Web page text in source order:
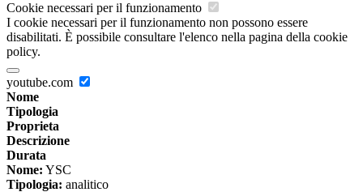
Cookie necessari per il funzionamento
I cookie necessari per il funzionamento non possono essere
disabilitati. È possibile consultare l'elenco nella pagina della cookie
policy.
youtube.com
Nome
Tipologia
Proprieta
Descrizione
Durata
Nome: YSC
Tipologia: analitico